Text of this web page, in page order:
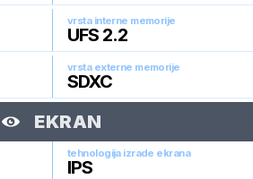
vrsta interne memorije
UFS 2.2
vrsta externe memorije
SDXC
EKRAN
tehnologija izrade ekrana
IPS